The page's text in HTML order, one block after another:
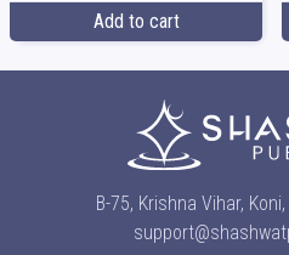
Add to cart
B-75, Krishna Vihar,